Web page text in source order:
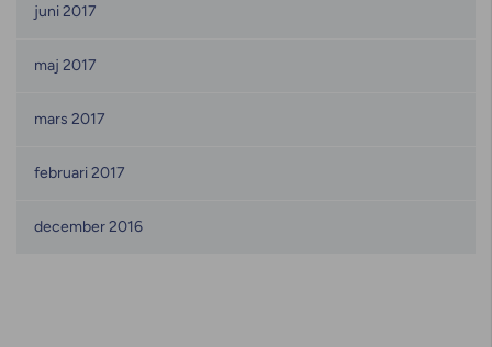
juni 2017
maj 2017
mars 2017
februari 2017
december 2016